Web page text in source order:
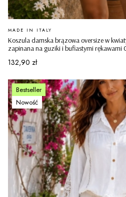
Koszula damska brązowa oversize w
zapinana na guziki i bufiastymi
PRODUCENT
MADE IN ITALY
Cena
132,90 zł
Bestseller
Nowość